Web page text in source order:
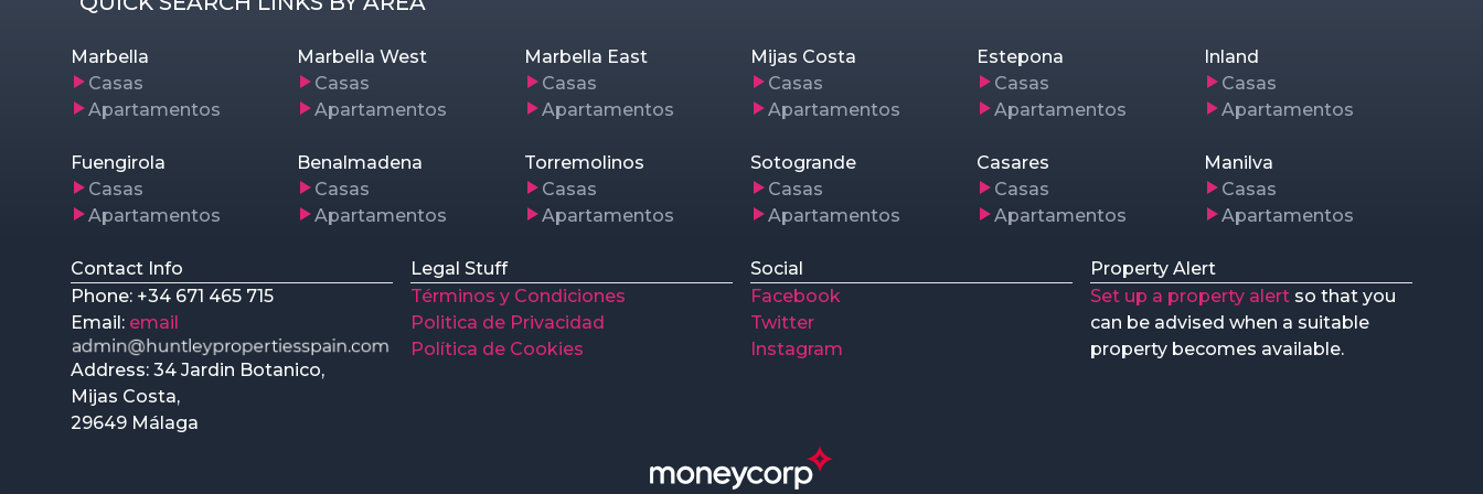
Marbella
Casas
Apartamentos
Marbella West
Casas
Apartamentos
Marbella East
Casas
Apartamentos
Mijas Costa
Casas
Apartamentos
Estepona
Casas
Apartamentos
Inland
Casas
Apartamentos
Fuengirola
Casas
Apartamentos
Benalmadena
Casas
Apartamentos
Torremolinos
Casas
Apartamentos
Sotogrande
Casas
Apartamentos
Casares
Casas
Apartamentos
Manilva
Casas
Apartamentos
Contact Info
Phone: +34 671 465 715
Email: email
Address: 34 Jardin Botanico,
Mijas Costa,
29649 Málaga
Legal Stuff
Términos y Condiciones
Politica de Privacidad
Política de Cookies
Social
Facebook
Twitter
Instagram
Property Alert
Set up a property alert so that you
can be advised when a suitable
property becomes available.